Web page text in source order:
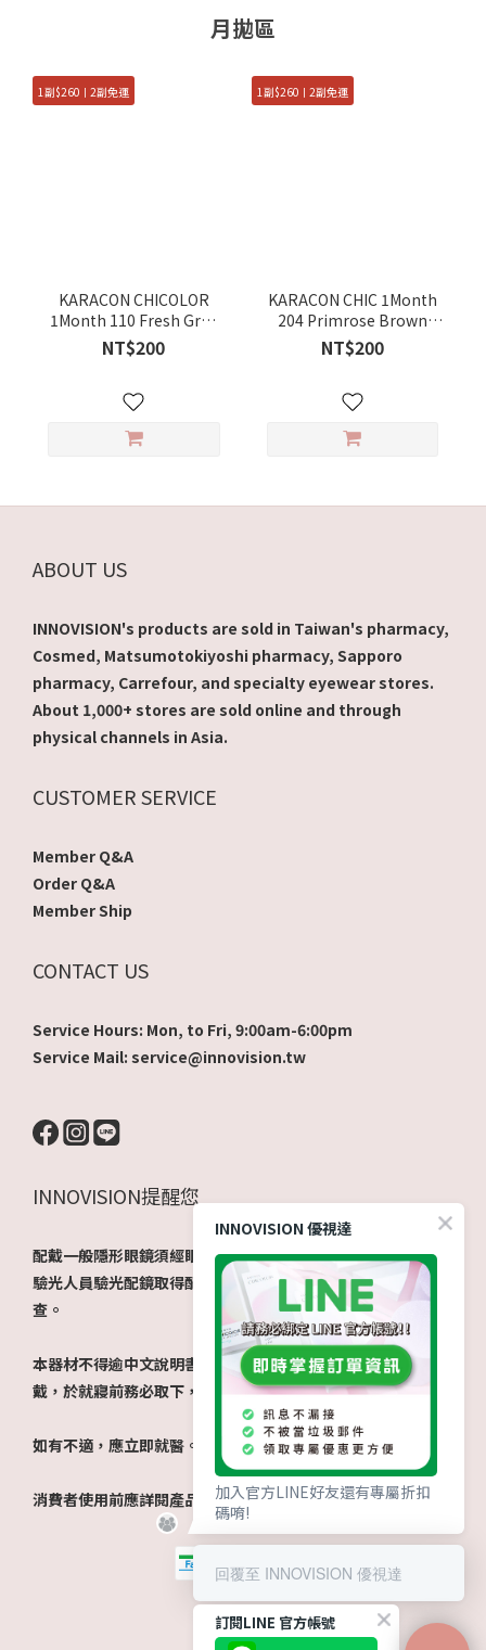
月拋區
1副$260ㅣ2副免運
KARACON CHICOLOR
1Month 110 Fresh Gray
1piece/box
NT$200
1副$260ㅣ2副免運
KARACON CHIC 1Month
204 Primrose Brown
1piece/box
NT$200
ABOUT US
INNOVISION's products are sold in Taiwan's pharmacy,
Cosmed, Matsumotokiyoshi pharmacy, Sapporo
pharmacy, Carrefour, and specialty eyewear stores.
About 1,000+ stores are sold online and through
physical channels in Asia.
CUSTOMER SERVICE
Member Q&A
Order Q&A
Member Ship
CONTACT US
Service Hours: Mon, to Fri, 9:00am-6:00pm
Service Mail: service@innovision.tw
INNOVISION提醒您
配戴一般隱形眼鏡須經眼科醫師驗光配鏡取得處方箋，或經由
驗光人員驗光配鏡取得配鏡單，並定期接受眼科醫師追蹤檢
查。
本器材不得逾中文說明書建議之最長配戴時數、不得重覆配
戴，於就寢前務必取下，以免感染或潰瘍。
如有不適，應立即就醫。
消費者使用前應詳閱產品說明書。​
INNOVISION 優視達
加入官方LINE好友還有專屬折扣
碼唷!
回覆至 INNOVISION 優視達
訂閱LINE 官方帳號